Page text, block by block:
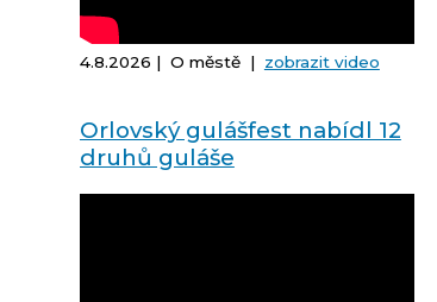
4.8.2026 | O městě | zobrazit video
Orlovský gulášfest nabídl 12
druhů guláše